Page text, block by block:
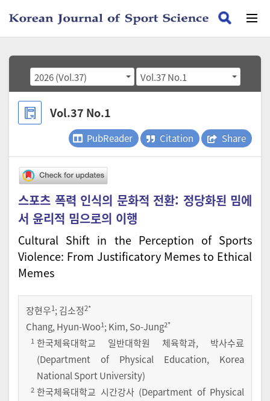
2026 (Vol.37) Vol.37 No.1
Vol.37 No.1
PubReader Citation Share
스포츠 폭력 인식의 문화적 전환: 정당화된 밈에
서 윤리적 밈으로의 이행
Cultural Shift in the Perception of Sports
Violence: From Justificatory Memes to Ethical
Memes
장현우1;김소정2*
Chang, Hyun-Woo1; Kim, So-Jung2*
1 한국체육대학교 일반대학원 체육학과, 박사수료
(Department of Physical Education, Korea
National Sport University)
2 한국체육대학교 시간강사 (Department of Physical